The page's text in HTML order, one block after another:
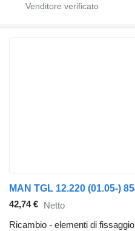
42,74 € Netto
Ricambio - elementi di fissaggio